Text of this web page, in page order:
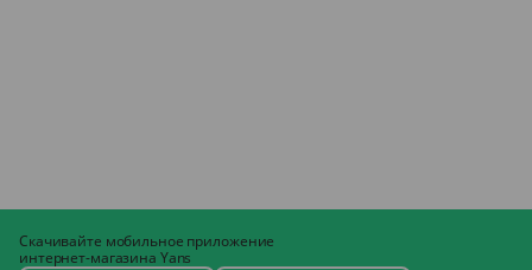
Скачивайте мобильное приложение
интернет-магазина Yans